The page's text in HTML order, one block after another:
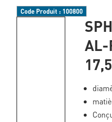
Code Produit : 100800
AL-
17,5